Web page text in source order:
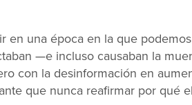
en una época en la que
—e incluso causaban la
con la desinformación en
que nunca reafirmar por qué